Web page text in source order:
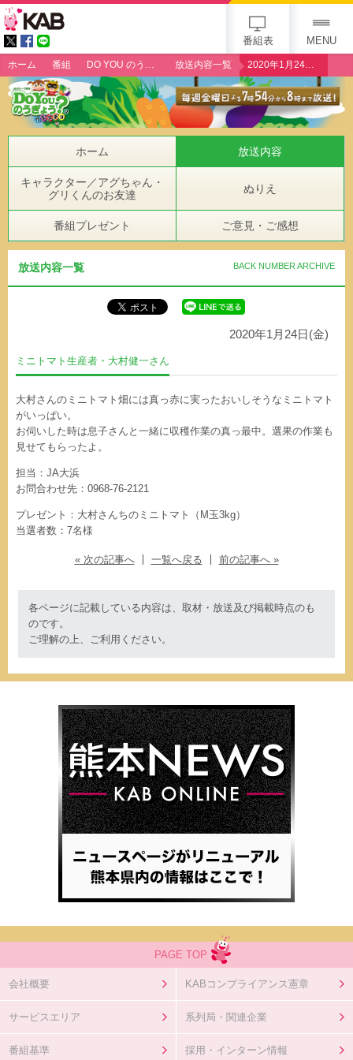
番組表 MENU
ホーム 番組 DO YOU のうぎょう？クエスチョン 放送内容一覧 2020年1月24日（金）「ミニトマト生産者・大村健一さん」
ホーム 放送内容
キャラクター／アグちゃん・
グリくんのお友達
ぬりえ
番組プレゼント ご意見・ご感想
放送内容一覧 BACK NUMBER ARCHIVE
2020年1月24日(金)
ミニトマト生産者・大村健一さん
大村さんのミニトマト畑には真っ赤に実ったおいしそうなミニトマト
がいっぱい。
お伺いした時は息子さんと一緒に収穫作業の真っ最中。選果の作業も
見せてもらったよ。
担当：JA大浜
お問合わせ先：0968-76-2121
プレゼント：大村さんちのミニトマト（M玉3kg）
当選者数：7名様
« 次の記事へ 一覧へ戻る 前の記事へ »
各ページに記載している内容は、取材・放送及び掲載時点のも
のです。
ご理解の上、ご利用ください。
PAGE TOP
会社概要 KABコンプライアンス憲章
サービスエリア 系列局・関連企業
番組基準 採用・インターン情報